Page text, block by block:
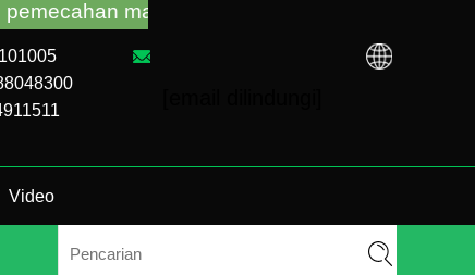
Video
masalah mesin penjual otomatis tidak